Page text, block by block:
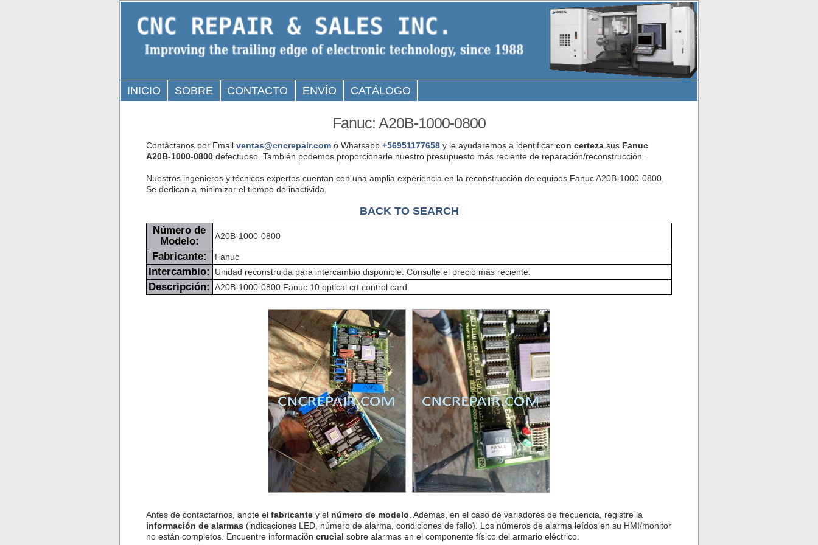
INICIO SOBRE CONTACTO ENVÍO CATÁLOGO
Fanuc: A20B-1000-0800
Contáctanos por Email ventas@cncrepair.como Whatsapp +56951177658y le ayudaremos a identificar con certezasus Fanuc
A20B-1000-0800defectuoso. También podemos proporcionarle nuestro presupuesto más reciente de reparación/reconstrucción.
Nuestros ingenieros y técnicos expertos cuentan con una amplia experiencia en la reconstrucción de equipos Fanuc A20B-1000-0800.
Se dedican a minimizar el tiempo de inactivida.
BACK TO SEARCH
Número de
Modelo:
A20B-1000-0800
Fabricante: Fanuc
Intercambio: Unidad reconstruida para intercambio disponible. Consulte el precio más reciente.
Descripción: A20B-1000-0800 Fanuc 10 optical crt control card
Antes de contactarnos, anote el fabricantey el número de modelo . Además, en el caso de variadores de frecuencia, registre la
información de alarmas (indicaciones LED, número de alarma, condiciones de fallo). Los números de alarma leídos en su HMI/monitor
no están completos. Encuentre información crucial sobre alarmas en el componente físico del armario eléctrico.